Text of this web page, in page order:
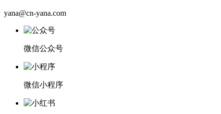
yana@cn-yana.com
微信公众号
微信小程序